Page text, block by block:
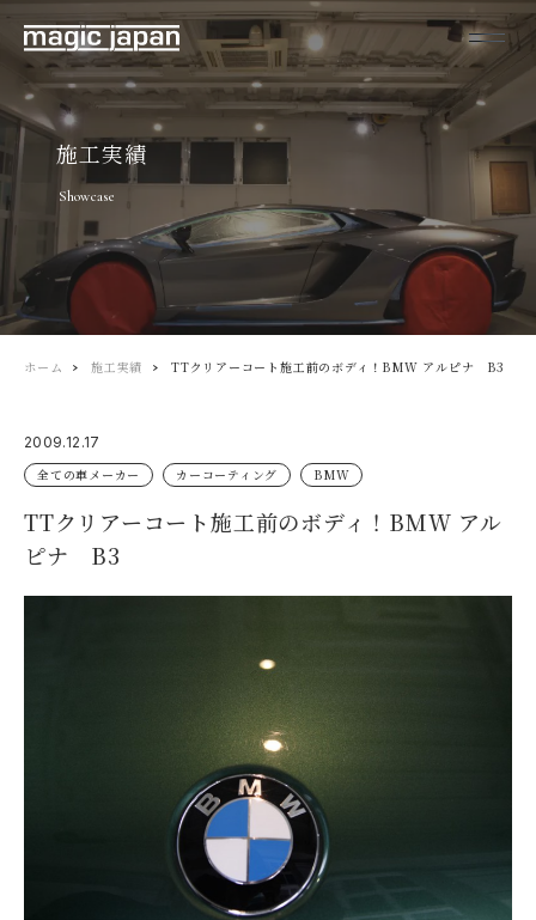
施工実績
Showcase
ホーム 施工実績 TTクリアーコート施工前のボディ！BMW アルピナ B3
2009.12.17
全ての車メーカー
カーコーティング BMW
TTクリアーコート施工前のボディ！BMW アル
ピナ B3